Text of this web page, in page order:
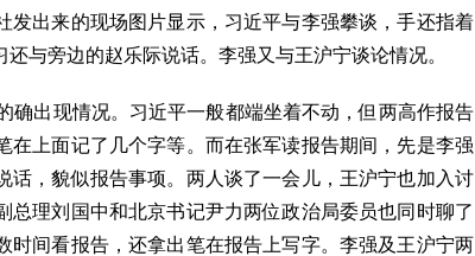
发出来的现场图片显示，习近平与李强攀谈，手还指着
与旁边的赵乐际说话。李强又与王沪宁谈论情况。
出现情况。习近平一般都端坐着不动，但两高作报告
在上面记了几个字等。而在张军读报告期间，先是李强
话，貌似报告事项。两人谈了一会儿，王沪宁也加入讨
总理刘国中和北京书记尹力两位政治局委员也同时聊了
时间看报告，还拿出笔在报告上写字。李强及王沪宁两